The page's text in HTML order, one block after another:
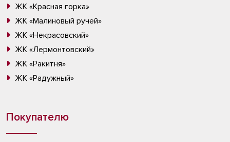
ЖК «Красная горка»
ЖК «Малиновый ручей»
ЖК «Некрасовский»
ЖК «Лермонтовский»
ЖК «Ракитня»
ЖК «Радужный»
Покупателю